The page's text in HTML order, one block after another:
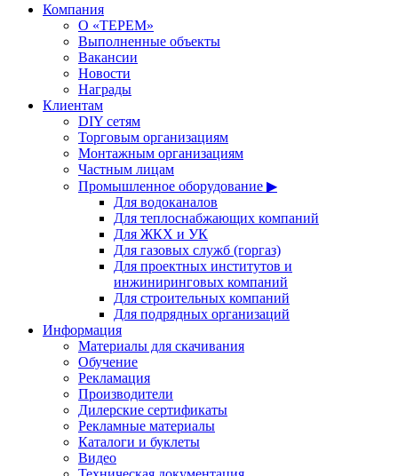
Компания
О «ТЕРЕМ»
Выполненные объекты
Вакансии
Новости
Награды
Клиентам
DIY сетям
Торговым организациям
Монтажным организациям
Частным лицам
Промышленное оборудование ▶
Для водоканалов
Для теплоснабжающих компаний
Для ЖКХ и УК
Для газовых служб (горгаз)
Для проектных институтов и
инжиниринговых компаний
Для строительных компаний
Для подрядных организаций
Информация
Материалы для скачивания
Обучение
Рекламация
Производители
Дилерские сертификаты
Рекламные материалы
Каталоги и буклеты
Видео